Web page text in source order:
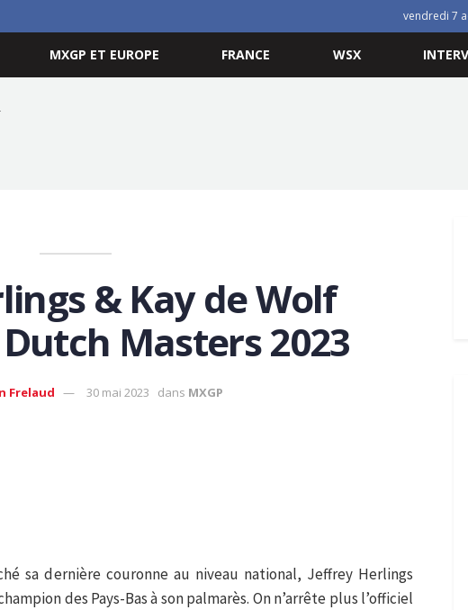
vendredi 7
MXGP ET EUROPE FRANCE WSX
& Kay de Wolf
Masters 2023
Frelaud 30 mai 2023 dans MXGP
sa dernière couronne au niveau national, Jeffrey Herlings
des Pays-Bas à son palmarès. On n’arrête plus l’officiel